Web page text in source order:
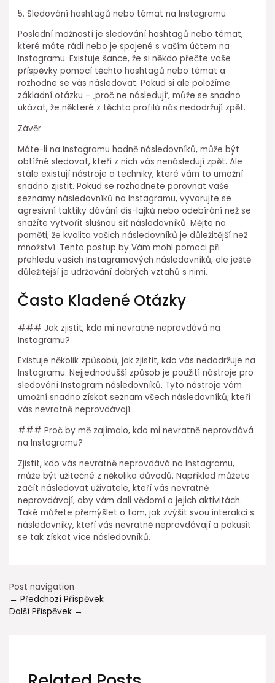
5. Sledování hashtagů nebo témat na Instagramu
Poslední možností je sledování hashtagů nebo témat,
které máte rádi nebo je spojené s vaším účtem na
Instagramu. Existuje šance, že si někdo přečte vaše
příspěvky pomocí těchto hashtagů nebo témat a
rozhodne se vás následovat. Pokud si ale položíme
základní otázku – ‚proč ne následují‘, může se snadno
ukázat, že některé z těchto profilů nás nedodržují zpět.
Závěr
Máte-li na Instagramu hodně následovníků, může být
obtížné sledovat, kteří z nich vás nenásledují zpět. Ale
stále existují nástroje a techniky, které vám to umožní
snadno zjistit. Pokud se rozhodnete porovnat vaše
seznamy následovníků na Instagramu, vyvarujte se
agresivní taktiky dávání dis-lajků nebo odebírání než se
snažíte vytvořit slušnou síť následovníků. Mějte na
paměti, že kvalita vašich následovníků je důležitější než
množství. Tento postup by Vám mohl pomoci při
přehledu vašich Instagramových následovníků, ale ještě
důležitější je udržování dobrých vztahů s nimi.
Často Kladené Otázky
### Jak zjistit, kdo mi nevratně neprovdává na
Instagramu?
Existuje několik způsobů, jak zjistit, kdo vás nedodržuje na
Instagramu. Nejjednodušší způsob je použití nástroje pro
sledování Instagram následovníků. Tyto nástroje vám
umožní snadno získat seznam všech následovníků, kteří
vás nevratně neprovdávají.
### Proč by mě zajímalo, kdo mi nevratně neprovdává
na Instagramu?
Zjistit, kdo vás nevratně neprovdává na Instagramu,
může být užitečné z několika důvodů. Například můžete
začít následovat uživatele, kteří vás nevratně
neprovdávají, aby vám dali vědomí o jejich aktivitách.
Také můžete přemýšlet o tom, jak zvýšit svou interakci s
následovníky, kteří vás nevratně neprovdávají a pokusit
se tak získat více následovníků.
Post navigation
← Předchozí Příspěvek
Další Příspěvek →